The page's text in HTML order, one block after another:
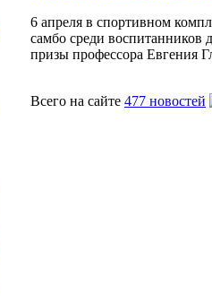
6 апреля в спортивном
самбо среди воспитанников
призы профессора Евгения
Всего на сайте 477 новостей